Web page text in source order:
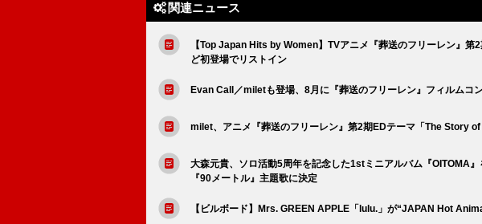
関連ニュース
【Top Japan Hits by Women】TVアニメ『葬送のフリーレン』
ど初登場でリストイン
Evan Call／miletも登場、8月に『葬送のフリーレン』フィルムコ
milet、アニメ『葬送のフリーレン』第2期EDテーマ「The Story
大森元貴、ソロ活動5周年を記念した1stミニアルバム『OITOMA
『90メートル』主題歌に決定
【ビルボード】Mrs. GREEN APPLE「lulu.」が“JAPAN Hot